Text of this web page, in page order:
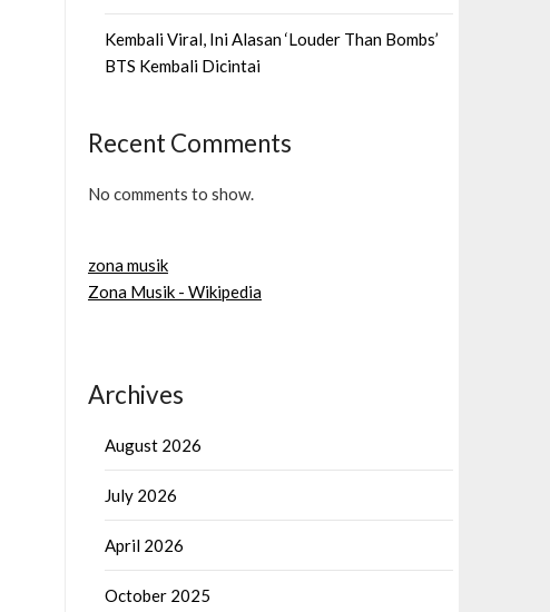
Kembali Viral, Ini Alasan ‘Louder Than Bombs’
BTS Kembali Dicintai
Recent Comments
No comments to show.
zona musik
Zona Musik - Wikipedia
Archives
August 2026
July 2026
April 2026
October 2025